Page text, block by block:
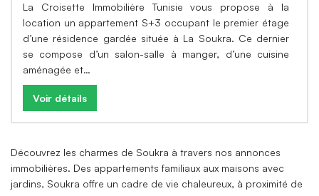
La Croisette Immobilière Tunisie vous propose à la
location un appartement S+3 occupant le premier étage
d’une résidence gardée située à La Soukra. Ce dernier
se compose d’un salon-salle à manger, d’une cuisine
aménagée et…
Voir détails
Découvrez les charmes de Soukra à travers nos annonces
immobilières. Des appartements familiaux aux maisons avec
jardins, Soukra offre un cadre de vie chaleureux, à proximité de